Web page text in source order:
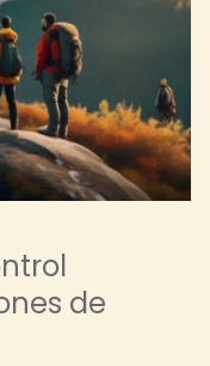
de